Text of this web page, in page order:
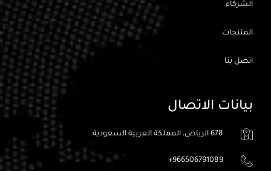
الشركاء
المتنجات
اتصل بنا
بيانات الاتصال
678 الرياض، المملكة العربية السعودية
966506791089+